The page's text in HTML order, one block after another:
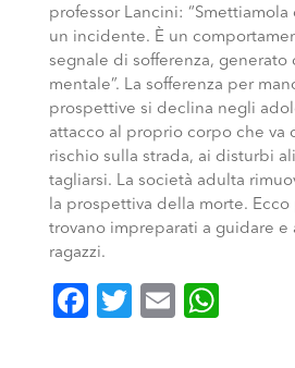
professor Lancini:
un incidente. È un
segnale di sofferenza, generato
mentale”. La sofferenza per
prospettive si declina negli
attacco al proprio corpo che va
rischio sulla strada, ai disturbi
tagliarsi. La società adulta
la prospettiva della morte.
trovano impreparati a guidare e
ragazzi.
Facebook
Twitter
Email